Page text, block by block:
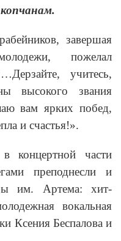
завершая
пожелал
учитесь,
высокого звания
вам ярких побед,
и счастья!».
концертной части
преподнесли и
им. Артема: хит-
вокальная
Ксения Беспалова и